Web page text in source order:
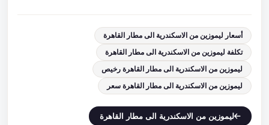
أسعار ليموزين من الاسكندرية الى مطار القاهرة
تكلفة ليموزين من الاسكندرية الى مطار القاهرة
ليموزين من الاسكندرية الى مطار القاهرة رخيص
ليموزين من الاسكندرية الى مطار القاهرة سعر
ليموزين من الاسكندرية الى مطار القاهرة